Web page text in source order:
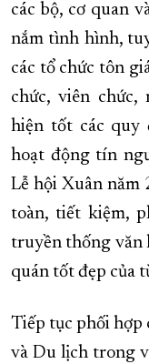
các bộ, cơ quan
nắm tình hình,
các tổ chức tôn
chức, viên chức,
hiện tốt các quy
hoạt động tín
Lễ hội Xuân năm
toàn, tiết kiệm,
truyền thống văn
quán tốt đẹp của
Tiếp tục phối hợp
và Du lịch trong